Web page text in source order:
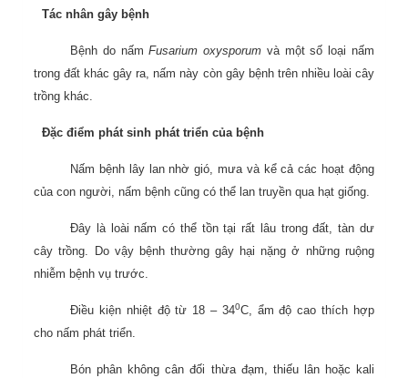
Tác nhân gây bệnh
Bệnh do nấmFusarium oxysporum và một số loại nấm
trong đất khác gây ra, nấm này còn gây bệnh trên nhiều loài cây
trồng khác.
Đặc điểm phát sinh phát triển của bệnh
Nấm bệnh lây lan nhờ gió, mưa và kể cả các hoạt động
của con người, nấm bệnh cũng có thể lan truyền qua hạt giống.
Đây là loài nấm có thể tồn tại rất lâu trong đất, tàn dư
cây trồng. Do vậy bệnh thường gây hại nặng ở những ruộng
nhiễm bệnh vụ trước.
Điều kiện nhiệt độ từ 18 – 340C, ẩm độ cao thích hợp
cho nấm phát triển.
Bón phân không cân đối thừa đạm, thiếu lân hoặc kali